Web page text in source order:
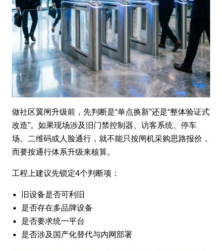
做社区翼闸升级前，先判断是“单点换新”还是“整体验证式
改造”。如果现场涉及旧门禁控制器、访客系统、停车
场、二维码或人脸通行，就不能只按闸机采购思路报价，
而要按通行体系升级来核算。
工程上建议先锁定4个判断项：
旧设备是否可利旧
是否存在多品牌设备
是否要求统一平台
是否涉及国产化替代与内网部署